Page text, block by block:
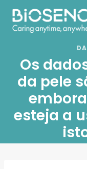
Skip
content
Os
da pele
esteja a